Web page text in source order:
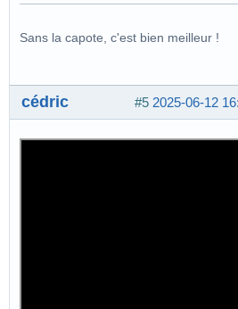
Sans la capote, c'est bien meilleur !
#5 2025-06-12
cédric